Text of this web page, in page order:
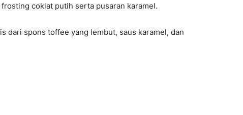
coklat putih serta pusaran karamel.
dari spons toffee yang lembut, saus karamel, dan